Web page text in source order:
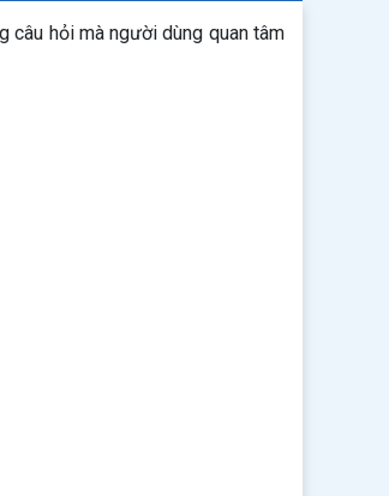
câu hỏi mà người dùng quan tâm